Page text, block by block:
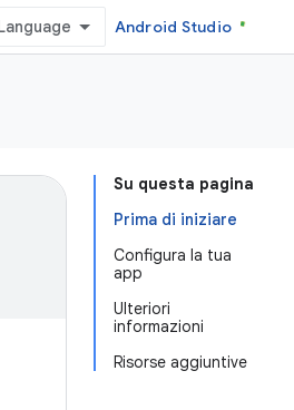
Android Studio
Su questa pagina
Prima di iniziare
Configura la tua
app
Ulteriori
informazioni
Risorse aggiuntive